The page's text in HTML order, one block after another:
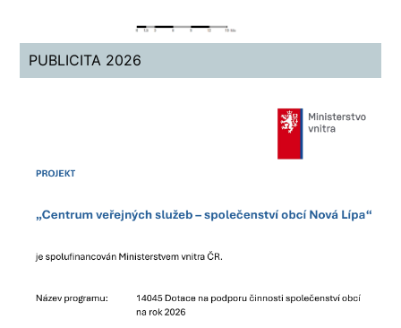
PUBLICITA 2026